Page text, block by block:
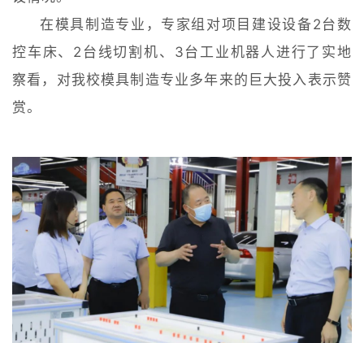
在模具制造专业，专家组对项目建设设备2台数
控车床、2台线切割机、3台工业机器人进行了实地
察看，对我校模具制造专业多年来的巨大投入表示赞
赏。